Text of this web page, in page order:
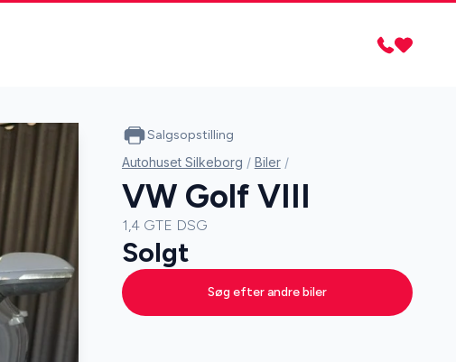
Salgsopstilling
Autohuset Silkeborg / Biler /
VW Golf VIII
1,4 GTE DSG
Solgt
Søg efter andre biler